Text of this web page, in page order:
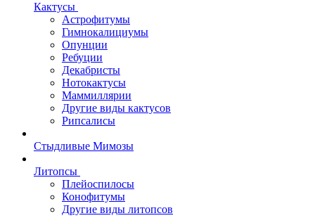
Кактусы
Астрофитумы
Гимнокалициумы
Опунции
Ребуции
Декабристы
Нотокактусы
Маммиллярии
Другие виды кактусов
Рипсалисы
Стыдливые Мимозы
Литопсы
Плейоспилосы
Конофитумы
Другие виды литопсов